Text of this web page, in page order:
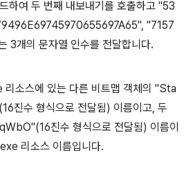
하여 두 번째 내보내기를 호출하고 "53
"7157
3개의 문자열 인수를 전달합니다.
리소스에 있는 다른 비트맵 객체의 "Sta
진수 형식으로 전달됨) 이름이고, 두
진수 형식으로 전달됨) 이름이
리소스 이름입니다.